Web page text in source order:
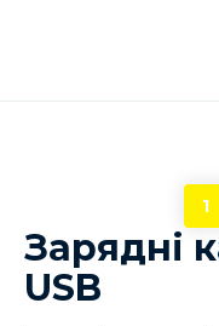
1
Зарядні
USB